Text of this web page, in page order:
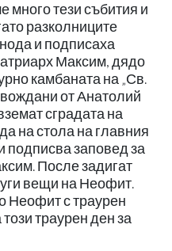
тези събития и
разколниците
и подписаха
Максим, дядо
камбаната на „Св.
от Анатолий
сградата на
на стола на главния
подписва заповед за
После задигат
вещи на Неофит.
Неофит с траурен
траурен ден за